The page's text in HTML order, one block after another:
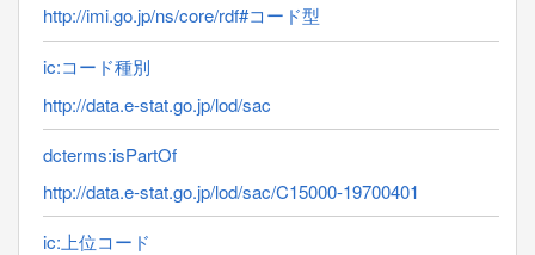
http://imi.go.jp/ns/core/rdf#コード型
ic:コード種別
http://data.e-stat.go.jp/lod/sac
dcterms:isPartOf
http://data.e-stat.go.jp/lod/sac/C15000-19700401
ic:上位コード